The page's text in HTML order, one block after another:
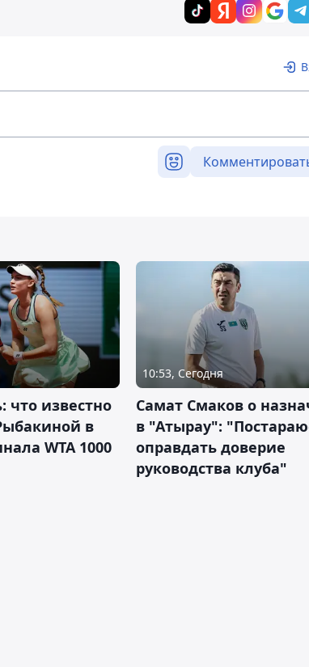
что известно
в
WTA 1000
10:53, Сегодня
Самат Смаков о
в "Атырау":
оправдать доверие
руководства клуба"